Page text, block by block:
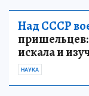
Над СССР
пришельцев:
искала и
НАУКА